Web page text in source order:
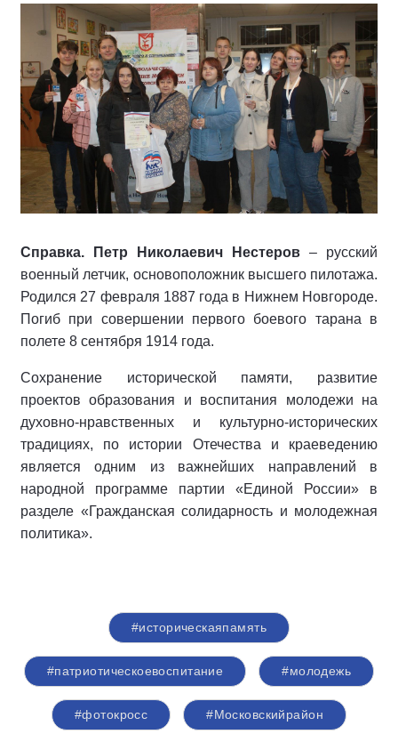
Справка. Петр Николаевич Нестеров – русский
военный летчик, основоположник высшего пилотажа.
Родился 27 февраля 1887 года в Нижнем Новгороде.
Погиб при совершении первого боевого тарана в
полете 8 сентября 1914 года.
Сохранение исторической памяти, развитие
проектов образования и воспитания молодежи на
духовно-нравственных и культурно-исторических
традициях, по истории Отечества и краеведению
является одним из важнейших направлений в
народной программе партии «Единой России» в
разделе «Гражданская солидарность и молодежная
политика».
#историческаяпамять
#патриотическоевоспитание #молодежь
#фотокросс #Московскийрайон